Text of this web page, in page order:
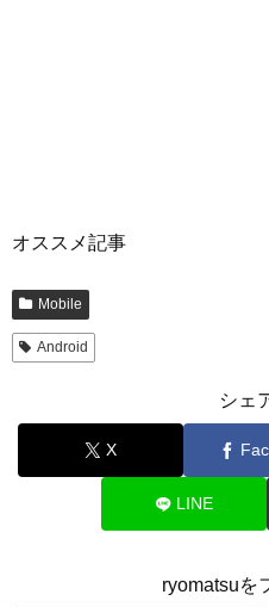
オススメ記事
Mobile
Android
シェ
X
LINE
ryomatsuを